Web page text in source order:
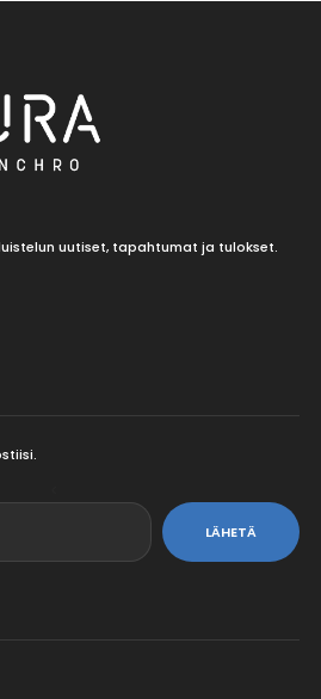
uutiset, tapahtumat ja tulokset.
LÄHETÄ